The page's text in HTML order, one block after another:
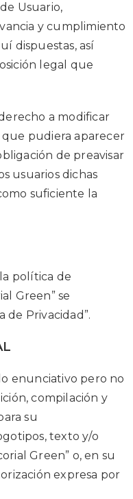
Usuario,
y cumplimiento
dispuestas, así
legal que
a modificar
pudiera aparecer
de preavisar
usuarios dichas
suficiente la
política de
Green” se
de Privacidad”.
enunciativo pero no
compilación y
su
texto y/o
Green” o, en su
expresa por